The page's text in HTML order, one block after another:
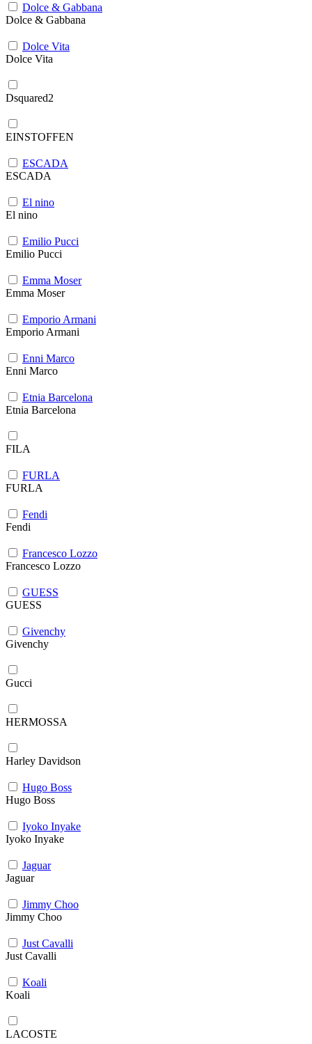
Dolce & Gabbana
Dolce & Gabbana
Dolce Vita
Dolce Vita
Dsquared2
EINSTOFFEN
ESCADA
ESCADA
El nino
El nino
Emilio Pucci
Emilio Pucci
Emma Moser
Emma Moser
Emporio Armani
Emporio Armani
Enni Marco
Enni Marco
Etnia Barcelona
Etnia Barcelona
FILA
FURLA
FURLA
Fendi
Fendi
Francesco Lozzo
Francesco Lozzo
GUESS
GUESS
Givenchy
Givenchy
Gucci
HERMOSSA
Harley Davidson
Hugo Boss
Hugo Boss
Iyoko Inyake
Iyoko Inyake
Jaguar
Jaguar
Jimmy Choo
Jimmy Choo
Just Cavalli
Just Cavalli
Koali
Koali
LACOSTE